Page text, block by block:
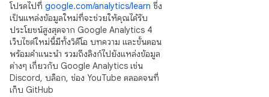
โปรดไปที่ google.com/analytics/learn ซึ่ง
เป็นแหล่งข้อมูลใหม่ที่จะช่วยให้คุณได้รับ
ประโยชน์สูงสุดจาก Google Analytics 4
เว็บไซต์ใหม่นี้มีทั้งวิดีโอ บทความ และขั้นตอน
พร้อมคำแนะนำ รวมถึงลิงก์ไปยังแหล่งข้อมูล
ต่างๆ เกี่ยวกับ Google Analytics เช่น
Discord, บล็อก, ช่อง YouTube ตลอดจนที่
เก็บ GitHub